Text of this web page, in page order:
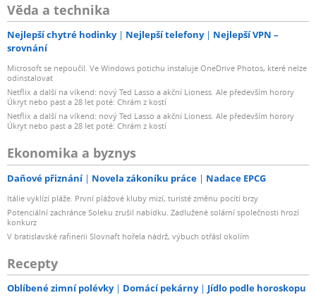
Věda a technika
Nejlepší chytré hodinky Nejlepší telefony
Nejlepší VPN –
srovnání
Microsoft se nepoučil. Ve Windows potichu instaluje OneDrive Photos, které nelze
odinstalovat
Netflix a další na víkend: nový Ted Lasso a akční Lioness. Ale především horory
Úkryt nebo past a 28 let poté: Chrám z kostí
Netflix a další na víkend: nový Ted Lasso a akční Lioness. Ale především horory
Úkryt nebo past a 28 let poté: Chrám z kostí
Ekonomika a byznys
Daňové přiznání Novela zákoníku práce Nadace EPCG
Itálie vyklízí pláže. První plážové kluby mizí, turisté změnu pocítí brzy
Potenciální zachránce Soleku zrušil nabídku. Zadlužené solární společnosti hrozí
konkurz
V bratislavské rafinerii Slovnaft hořela nádrž, výbuch otřásl okolím
Recepty
Oblíbené zimní polévky Domácí pekárny Jídlo podle horoskopu